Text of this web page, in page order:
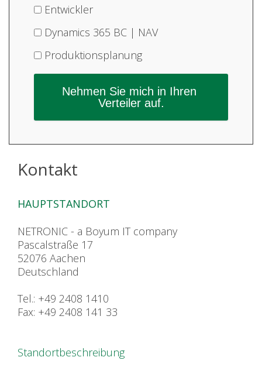
Entwickler
Dynamics 365 BC | NAV
Produktionsplanung
Kontakt
HAUPTSTANDORT
NETRONIC - a Boyum IT company
Pascalstraße 17
52076 Aachen
Deutschland
Tel.: +49 2408 1410
Fax: +49 2408 141 33
Standortbeschreibung